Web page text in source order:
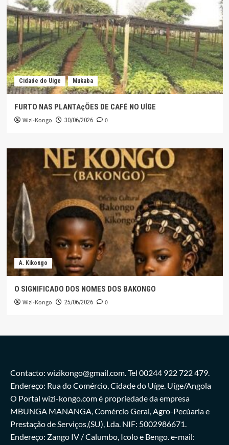
Cidade do Uíge Mukaba
FURTO NAS PLANTAçÕES DE CAFÉ NO UÍGE
Wizi-Kongo 30/06/2026 0
A. Kikongo
O SIGNIFICADO DOS NOMES DOS BAKONGO
Wizi-Kongo 25/06/2026 0
Contacto: wizikongo@gmail.com. Tel 00244 922 722 479.
Endereço: Rua do Comércio, Cidade do Uíge. Uíge/Angola
O Portal wizi-kongo.com é propriedade da empresa
MBUNGA MANANGA, Comércio Geral, Agro-Pecúaria e
Prestação de Serviços,(SU), Lda. NIF: 5002986671.
Endereço: Zango IV / Calumbo, Icolo e Bengo. e-mail: